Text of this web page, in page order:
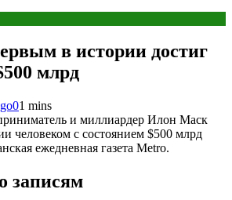
в истории достиг
млрд
01 mins
и миллиардер Илон Маск
человеком с состоянием $500 млрд
ежедневная газета Metro.
записям